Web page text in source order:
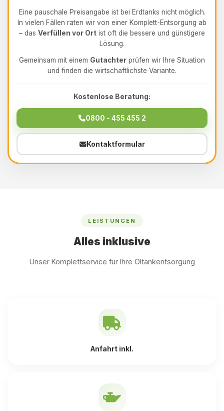
Eine pauschale Preisangabe ist bei Erdtanks nicht möglich.
In vielen Fällen raten wir von einer Komplett-Entsorgung ab
– das Verfüllen vor Ort ist oft die bessere und günstigere
Lösung.
Gemeinsam mit einem Gutachter prüfen wir Ihre Situation
und finden die wirtschaftlichste Variante.
Kostenlose Beratung:
0800 - 455 455 2
Kontaktformular
LEISTUNGEN
Alles inklusive
Unser Komplettservice für Ihre Öltankentsorgung
Anfahrt inkl.